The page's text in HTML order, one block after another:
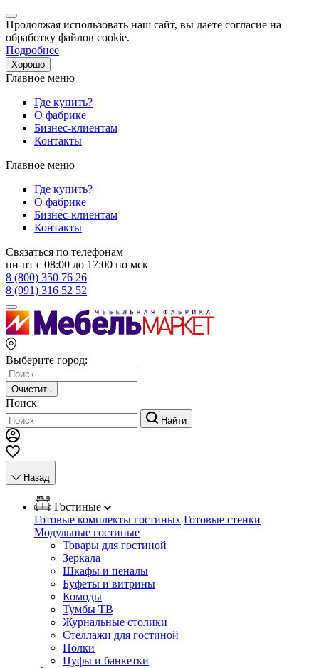
Продолжая использовать наш сайт, вы даете согласие на
обработку файлов cookie.
Подробнее
Хорошо
Главное меню
Где купить?
О фабрике
Бизнес-клиентам
Контакты
Главное меню
Где купить?
О фабрике
Бизнес-клиентам
Контакты
Связаться по телефонам
пн-пт с 08:00 до 17:00 по мск
8 (800) 350 76 26
8 (991) 316 52 52
Выберите город:
Очистить
Поиск
Найти
Назад
Гостиные
Готовые комплекты гостиных Готовые стенки
Модульные гостиные
Товары для гостиной
Зеркала
Шкафы и пеналы
Буфеты и витрины
Комоды
Тумбы ТВ
Журнальные столики
Стеллажи для гостиной
Полки
Пуфы и банкетки